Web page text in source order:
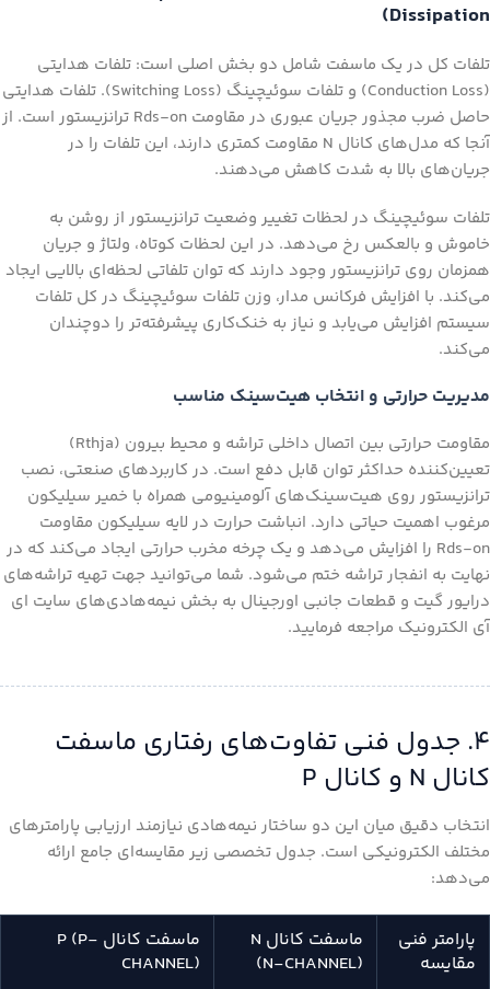
Dissipation)
تلفات کل در یک ماسفت شامل دو بخش اصلی است: تلفات هدایتی
(Conduction Loss) و تلفات سوئیچینگ (Switching Loss). تلفات هدایتی
حاصل ضرب مجذور جریان عبوری در مقاومت Rds-on ترانزیستور است. از
آنجا که مدل‌های کانال N مقاومت کمتری دارند، این تلفات را در
جریان‌های بالا به شدت کاهش می‌دهند.
تلفات سوئیچینگ در لحظات تغییر وضعیت ترانزیستور از روشن به
خاموش و بالعکس رخ می‌دهد. در این لحظات کوتاه، ولتاژ و جریان
همزمان روی ترانزیستور وجود دارند که توان تلفاتی لحظه‌ای بالایی ایجاد
می‌کند. با افزایش فرکانس مدار، وزن تلفات سوئیچینگ در کل تلفات
سیستم افزایش می‌یابد و نیاز به خنک‌کاری پیشرفته‌تر را دوچندان
می‌کند.
مدیریت حرارتی و انتخاب هیت‌سینک مناسب
مقاومت حرارتی بین اتصال داخلی تراشه و محیط بیرون (Rthja)
تعیین‌کننده حداکثر توان قابل دفع است. در کاربردهای صنعتی، نصب
ترانزیستور روی هیت‌سینک‌های آلومینیومی همراه با خمیر سیلیکون
مرغوب اهمیت حیاتی دارد. انباشت حرارت در لایه سیلیکون مقاومت
Rds-on را افزایش می‌دهد و یک چرخه مخرب حرارتی ایجاد می‌کند که در
نهایت به انفجار تراشه ختم می‌شود. شما می‌توانید جهت تهیه تراشه‌های
درایور گیت و قطعات جانبی اورجینال به بخش نیمه‌هادی‌های سایت ای
آی الکترونیک مراجعه فرمایید.
۴. جدول فنی تفاوت‌های رفتاری ماسفت
کانال N و کانال P
انتخاب دقیق میان این دو ساختار نیمه‌هادی نیازمند ارزیابی پارامترهای
مختلف الکترونیکی است. جدول تخصصی زیر مقایسه‌ای جامع ارائه
می‌دهد:
پارامتر فنی
مقایسه
ماسفت کانال N
(N-CHANNEL)
ماسفت کانال P (P-
CHANNEL)